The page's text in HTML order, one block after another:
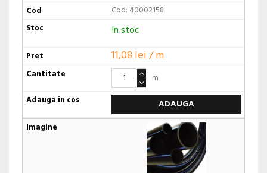
Cod: 40002158
In stoc
11,08 lei / m
m
ADAUGA